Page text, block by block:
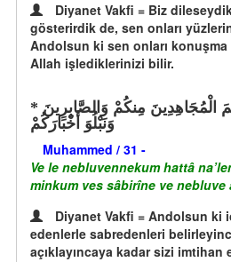
Diyanet Vakfi = Biz
gösterirdik de, sen onları
Andolsun ki sen onları konuşma
Allah işlediklerinizi bilir.
وَلَنَبْلُوَنَّكُمْ حَتَّى نَعْلَمَ الْمُجَاهِدِينَ مِنكُمْ وَالصَّابِرِينَ
وَنَبْلُوَ أَخْبَارَكُمْ
Muhammed / 31 -
Ve le nebluvennekum hattâ
minkum ves sâbirîne ve nebluve
Diyanet Vakfi = Andolsun ki
edenlerle sabredenleri
açıklayıncaya kadar sizi imtihan